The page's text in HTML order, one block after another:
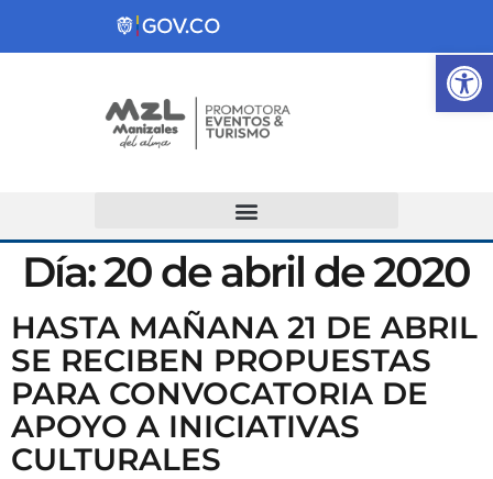
Día:20 de abril de 2020
HASTA MAÑANA 21 DE ABRIL
SE RECIBEN PROPUESTAS
PARA CONVOCATORIA DE
APOYO A INICIATIVAS
CULTURALES